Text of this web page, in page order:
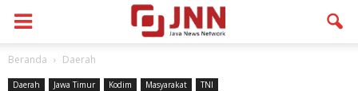
Beranda Daerah
Daerah Jawa Timur Kodim Masyarakat TNI